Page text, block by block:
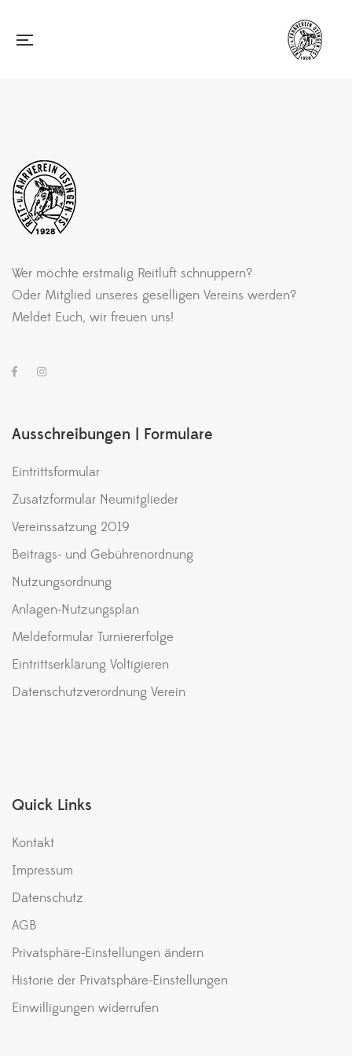
Wer möchte erstmalig Reitluft schnuppern?
Oder Mitglied unseres geselligen Vereins werden?
Meldet Euch, wir freuen uns!
Ausschreibungen | Formulare
Eintrittsformular
Zusatzformular Neumitglieder
Vereinssatzung 2019
Beitrags- und Gebührenordnung
Nutzungsordnung
Anlagen-Nutzungsplan
Meldeformular Turniererfolge
Eintrittserklärung Voltigieren
Datenschutzverordnung Verein
Quick Links
Kontakt
Impressum
Datenschutz
AGB
Privatsphäre-Einstellungen ändern
Historie der Privatsphäre-Einstellungen
Einwilligungen widerrufen